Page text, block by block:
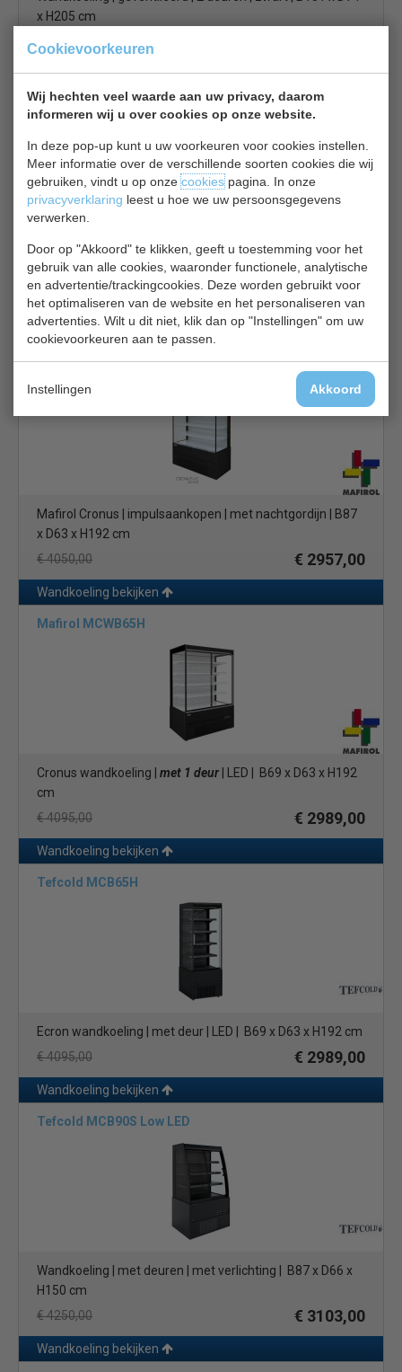
Cookievoorkeuren
Wij hechten veel waarde aan uw privacy, daarom
informeren wij u over cookies op onze website.
In deze pop-up kunt u uw voorkeuren voor cookies instellen.
Meer informatie over de verschillende soorten cookies die wij
gebruiken, vindt u op onzecookiespagina. In onze
privacyverklaring leest u hoe we uw persoonsgegevens
verwerken.
Door op "Akkoord" te klikken, geeft u toestemming voor het
gebruik van alle cookies, waaronder functionele, analytische
en advertentie/trackingcookies. Deze worden gebruikt voor
het optimaliseren van de website en het personaliseren van
advertenties. Wilt u dit niet, klik dan op "Instellingen" om uw
cookievoorkeuren aan te passen.
Instellingen Akkoord
x H205 cm
€ 4000,00
Wandkoeling bekijken
Mafirol MCWB65
Wandkoeling | Cronus 65 | zwart | met nachtgordijn | B69 x
D63 x H192 cm
€ 4030,00
€ 2942,00
Wandkoeling bekijken
Mafirol MCWB90
Mafirol Cronus | impulsaankopen | met nachtgordijn | B87
x D63 x H192 cm
€ 4050,00
€ 2957,00
Wandkoeling bekijken
Mafirol MCWB65H
Cronus wandkoeling | met 1 deur
| LED | B69 x D63 x H192
cm
€ 4095,00
€ 2989,00
Wandkoeling bekijken
Tefcold MCB65H
Ecron wandkoeling | met deur | LED | B69 x D63 x H192 cm
€ 4095,00
€ 2989,00
Wandkoeling bekijken
Tefcold MCB90S Low LED
Wandkoeling | met deuren | met verlichting | B87 x D66 x
H150 cm
€ 4250,00
€ 3103,00
Wandkoeling bekijken